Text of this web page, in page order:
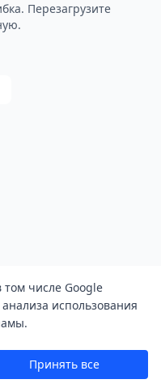
Перезагрузите
числе Google
использования
Принять все